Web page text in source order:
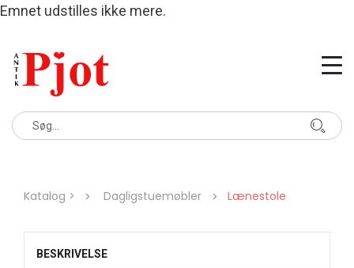
Emnet udstilles ikke mere.
Katalog > Dagligstuemøbler Lænestole
BESKRIVELSE